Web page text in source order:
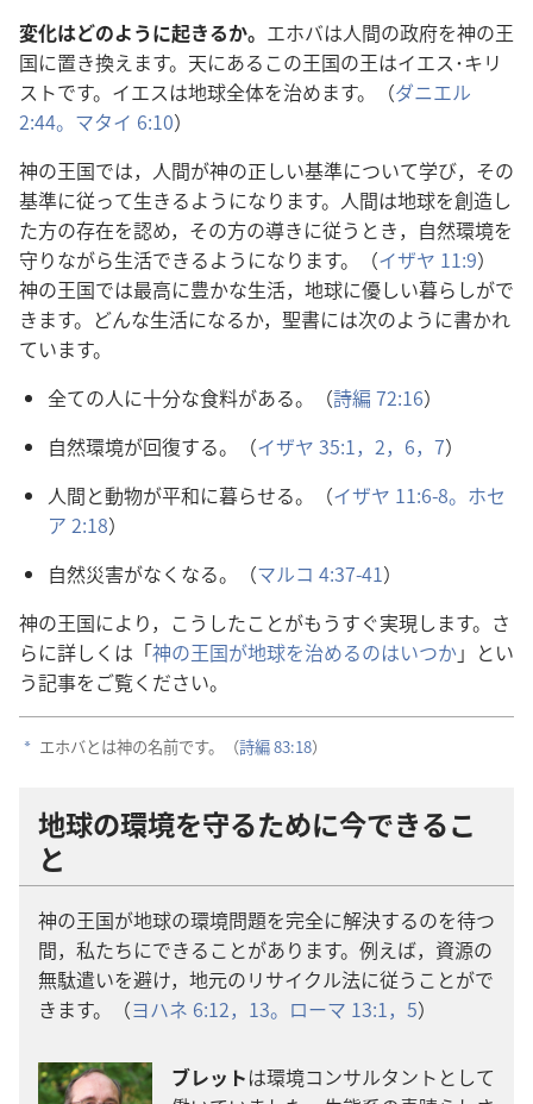
変化はどのように起きるか。 エホバは人間の政府を神の王
国に置き換えます。 天にあるこの王国の王はイエス･キリ
ストです。イエスは地球全体を治めます。（ダニエル
2:44。 マタイ 6:10）
神の王国では， 人間が神の正しい基準について学び，その
基準に従って生きるようになります。 人間は地球を創造し
た方の存在を認め，その方の導きに従うとき， 自然環境を
守りながら生活できるようになります。（イザヤ 11:9）
神の王国では最高に豊かな生活， 地球に優しい暮らしがで
きます。どんな生活になるか， 聖書には次のように書かれ
ています。
全ての人に十分な食料がある。（詩編 72:16）
自然環境が回復する。（イザヤ 35:1，2， 6，7）
人間と動物が平和に暮らせる。（イザヤ 11:6-8。 ホセ
ア 2:18）
自然災害がなくなる。（マルコ 4:37-41）
神の王国により，こうしたことがもうすぐ実現します。さ
らに詳しくは「神の王国が地球を治めるのはいつか」とい
う記事をご覧ください。
a エホバとは神の名前です。（詩編83:18）
地球の環境を守るために今できるこ
と
神の王国が地球の環境問題を完全に解決するのを待つ
間， 私たちにできることがあります。 例えば， 資源の
無駄遣いを避け， 地元のリサイクル法に従うことがで
きます。（ヨハネ 6:12，13。 ローマ 13:1， 5）
ブレットは環境コンサルタントとして